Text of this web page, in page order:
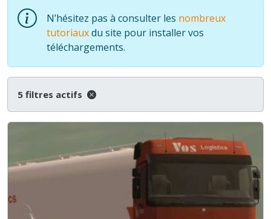
N’hésitez pas à consulter les nombreux
tutoriauxdu site pour installer vos
téléchargements.
5 filtres actifs